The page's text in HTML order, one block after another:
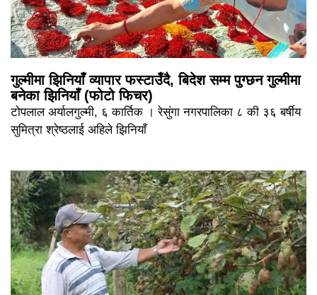
गुल्मीमा झिनियाँ व्यापार फस्टाउँदै, बिदेश सम्म पुग्छन गुल्मीमा
बनेका झिनियाँ (फोटो फिचर)
टोपलाल अर्यालगुल्मी, ६ कार्तिक । रेसुंगा नगरपालिका ८ की ३६ बर्षीय
सुमित्रा श्रेष्ठलाई अहिले झिनियाँ